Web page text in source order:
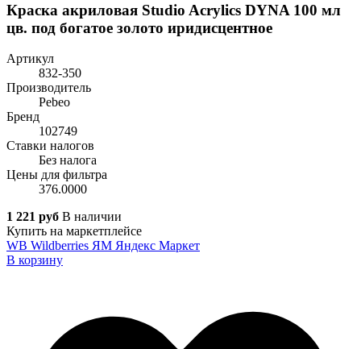
Краска акриловая Studio Acrylics DYNA 100 мл
цв. под богатое золото иридисцентное
Артикул
832-350
Производитель
Pebeo
Бренд
102749
Ставки налогов
Без налога
Цены для фильтра
376.0000
1 221 руб В наличии
Купить на маркетплейсе
WB Wildberries ЯМ Яндекс Маркет
В корзину